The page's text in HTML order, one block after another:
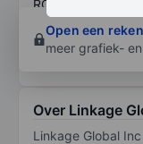
ROE
Open een
meer grafiek-
Over Linkage
Linkage Global